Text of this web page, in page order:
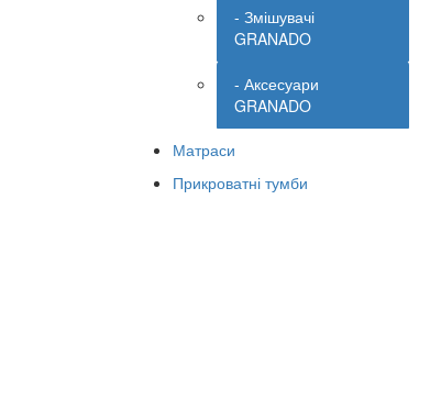
- Змішувачі
GRANADO
- Аксесуари
GRANADO
Матраси
Прикроватні тумби